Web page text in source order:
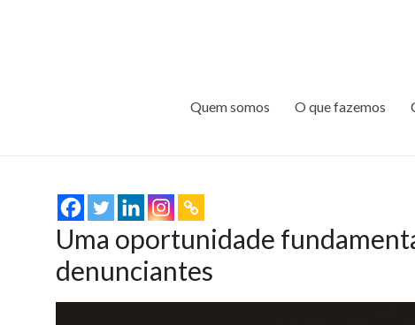
Quem somos O que fazemos
Uma oportunidade
denunciantes